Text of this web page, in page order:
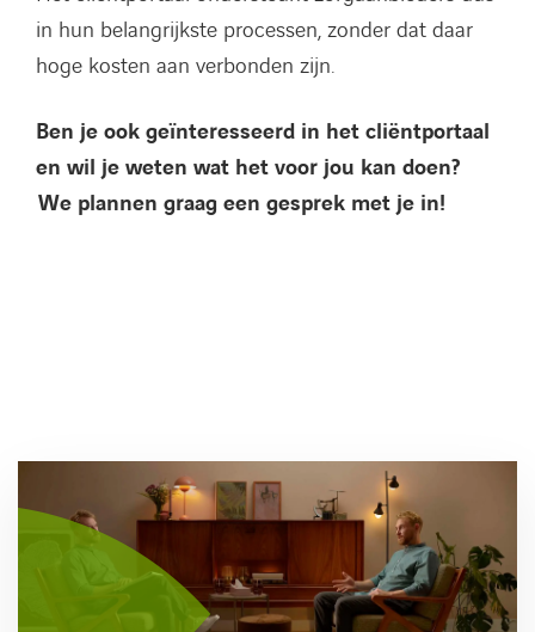
in hun belangrijkste processen, zonder dat daar
hoge kosten aan verbonden zijn.
Ben je ook geïnteresseerd in het cliëntportaal
en wil je weten wat het voor jou kan doen?
We plannen graag een gesprek met je in!